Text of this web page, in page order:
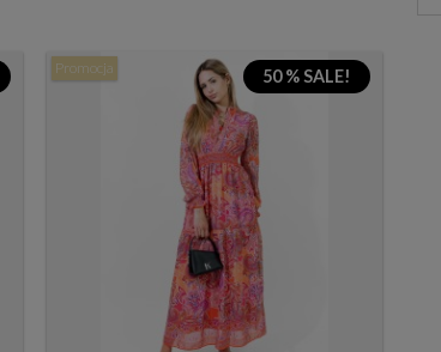
50 % SALE!
Promocja